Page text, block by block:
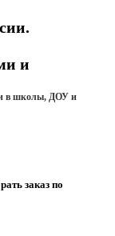
и
в школы, ДОУ и
заказ по